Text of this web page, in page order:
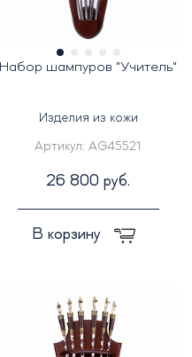
Набор шампуров "Учитель"
Изделия из кожи
Артикул:AG45521
26 800 руб.
В корзину